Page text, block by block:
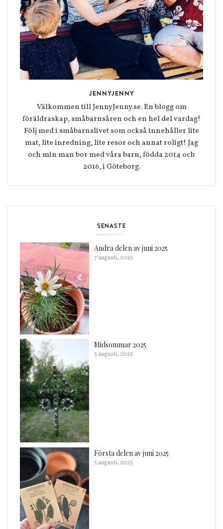
JENNYJENNY
Välkommen till JennyJenny.se. En blogg om
föräldraskap, småbarnsåren och en hel del vardag!
Följ med i småbarnslivet som också innehåller lite
mat, lite inredning, lite resor och annat roligt! Jag
och min man bor med våra barn, födda 2014 och
2016, i Göteborg.
SENASTE
Andra delen av juni 2025
7 augusti, 2025
Midsommar 2025
5 augusti, 2025
Första delen av juni 2025
5 augusti, 2025